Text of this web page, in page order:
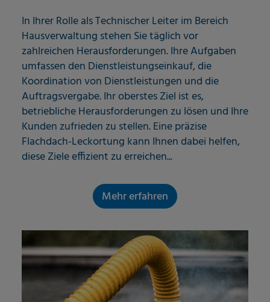
In Ihrer Rolle als Technischer Leiter im Bereich
Hausverwaltung stehen Sie täglich vor
zahlreichen Herausforderungen. Ihre Aufgaben
umfassen den Dienstleistungseinkauf, die
Koordination von Dienstleistungen und die
Auftragsvergabe. Ihr oberstes Ziel ist es,
betriebliche Herausforderungen zu lösen und Ihre
Kunden zufrieden zu stellen. Eine präzise
Flachdach-Leckortung kann Ihnen dabei helfen,
diese Ziele effizient zu erreichen...
Mehr erfahren